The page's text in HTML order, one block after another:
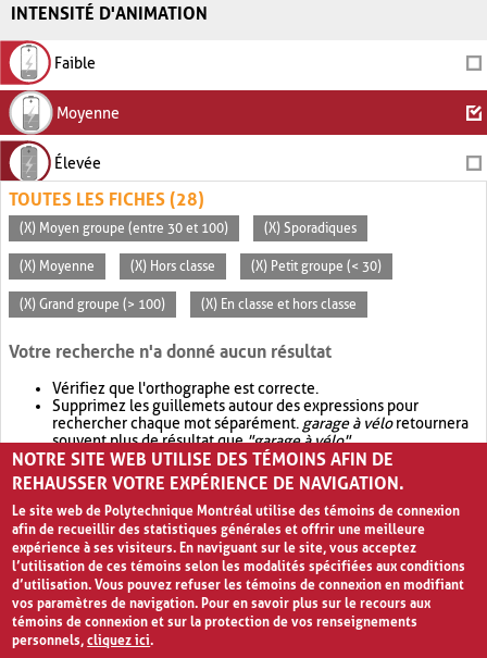
INTENSITÉ D'ANIMATION
Faible
Moyenne
Élevée
TOUTES LES FICHES (28)
(X) Moyen groupe (entre 30 et 100) (X) Sporadiques
(X) Moyenne (X) Hors classe (X) Petit groupe (< 30)
(X) Grand groupe (> 100) (X) En classe et hors classe
Votre recherche n'a donné aucun résultat
Vérifiez que l'orthographe est correcte.
Supprimez les guillemets autour des expressions pour
rechercher chaque mot séparément. garage à véloretournera
souvent plus de résultat que"garage à vélo".
Envisagez d'élargir votre recherche avec OR.garage OR vélo
retournera souvent plus de résultat quegarage à vélo
NOTRE SITE WEB UTILISE DES TÉMOINS AFIN DE
REHAUSSER VOTRE EXPÉRIENCE DE NAVIGATION.
Le site web de Polytechnique Montréal utilise des témoins de connexion
afin de recueillir des statistiques générales et offrir une meilleure
expérience à ses visiteurs. En naviguant sur le site, vous acceptez
l’utilisation de ces témoins selon les modalités spécifiées aux conditions
d’utilisation. Vous pouvez refuser les témoins de connexion en modifiant
vos paramètres de navigation. Pour en savoir plus sur le recours aux
témoins de connexion et sur la protection de vos renseignements
personnels,cliquez ici.